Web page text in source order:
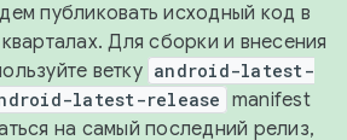
публиковать исходный код в
Для сборки и внесения
ветку android-latest-
latest-release manifest
на самый последний релиз,